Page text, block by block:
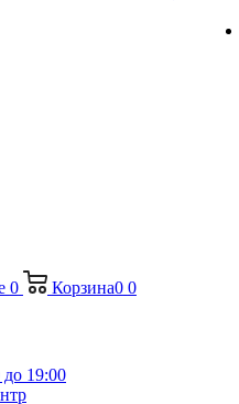
0 Корзина0 0
до 19:00